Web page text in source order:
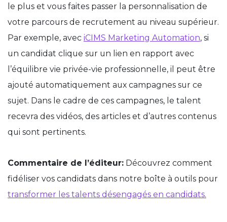
le plus et vous faites passer la personnalisation de
votre parcours de recrutement au niveau supérieur.
Par exemple, avec iCIMS Marketing Automation, si
un candidat clique sur un lien en rapport avec
l’équilibre vie privée-vie professionnelle, il peut être
ajouté automatiquement aux campagnes sur ce
sujet. Dans le cadre de ces campagnes, le talent
recevra des vidéos, des articles et d’autres contenus
qui sont pertinents.
Commentaire de l’éditeur: Découvrez comment
fidéliser vos candidats dans notre boîte à outils pour
transformer les talents désengagés en candidats.